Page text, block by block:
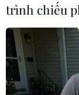
#IAEA
trình chiếu